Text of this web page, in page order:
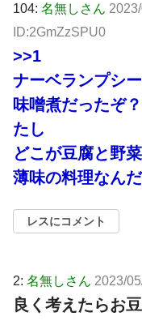
104: 名無しさん
ID:2GmZzSPU0
>>1
ナーベランプシ
味噌煮だったぞ
たし
どこが豆腐と野
薄味の料理なん
レスにコメント
2: 名無しさん 2023/
良く考えたらお